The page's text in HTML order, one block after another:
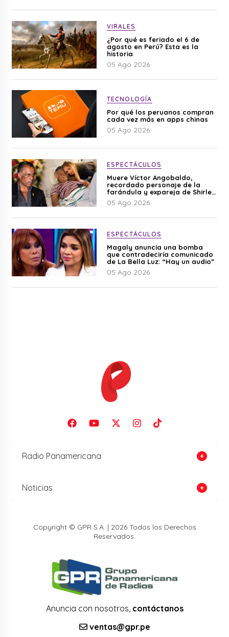
VIRALES
¿Por qué es feriado el 6 de
agosto en Perú? Esta es la
historia
05 Ago 2026
TECNOLOGÍA
Por qué los peruanos compran
cada vez más en apps chinas
05 Ago 2026
ESPECTÁCULOS
Muere Víctor Angobaldo,
recordado personaje de la
farándula y expareja de Shirley
Cherres
05 Ago 2026
ESPECTÁCULOS
Magaly anuncia una bomba
que contradeciría comunicado
de La Bella Luz: “Hay un audio”
05 Ago 2026
Radio Panamericana
Noticias
Copyright © GPR S.A. | 2026 Todos los Derechos
Reservados.
Anuncia con nosotros, contáctanos
ventas@gpr.pe